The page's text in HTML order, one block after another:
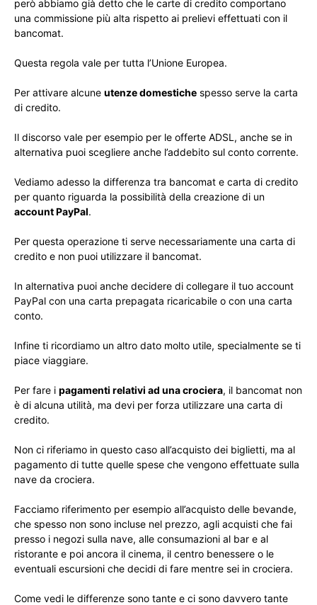
però abbiamo già detto che le carte di credito comportano
una commissione più alta rispetto ai prelievi effettuati con il
bancomat.
Questa regola vale per tutta l’Unione Europea.
Per attivare alcune utenze domestiche spesso serve la carta
di credito.
Il discorso vale per esempio per le offerte ADSL, anche se in
alternativa puoi scegliere anche l’addebito sul conto corrente.
Vediamo adesso la differenza tra bancomat e carta di credito
per quanto riguarda la possibilità della creazione di un
account PayPal.
Per questa operazione ti serve necessariamente una carta di
credito e non puoi utilizzare il bancomat.
In alternativa puoi anche decidere di collegare il tuo account
PayPal con una carta prepagata ricaricabile o con una carta
conto.
Infine ti ricordiamo un altro dato molto utile, specialmente se ti
piace viaggiare.
Per fare i pagamenti relativi ad una crociera, il bancomat non
è di alcuna utilità, ma devi per forza utilizzare una carta di
credito.
Non ci riferiamo in questo caso all’acquisto dei biglietti, ma al
pagamento di tutte quelle spese che vengono effettuate sulla
nave da crociera.
Facciamo riferimento per esempio all’acquisto delle bevande,
che spesso non sono incluse nel prezzo, agli acquisti che fai
presso i negozi sulla nave, alle consumazioni al bar e al
ristorante e poi ancora il cinema, il centro benessere o le
eventuali escursioni che decidi di fare mentre sei in crociera.
Come vedi le differenze sono tante e ci sono davvero tante